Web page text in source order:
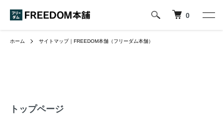
0
ホーム サイトマップ｜FREEDOM本舗（フリーダム本舗）
トップページ